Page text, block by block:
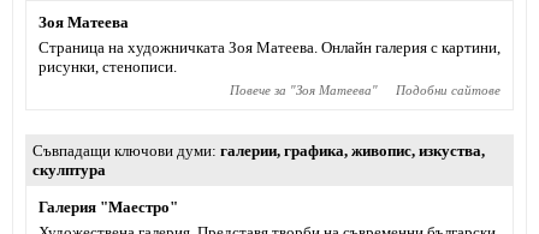
Зоя Матеева
Страница на художничката Зоя Матеева. Онлайн галерия с картини,
рисунки, стенописи.
Повече за "Зоя Матеева" Подобни сайтове
Съвпадащи ключови думи галерии, графика, живопис, изкуства,
скулптура
Галерия "Маестро"